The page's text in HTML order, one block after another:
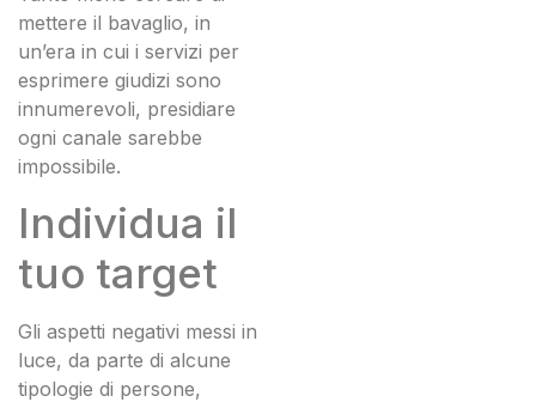
mettere il bavaglio, in
un’era in cui i servizi per
esprimere giudizi sono
innumerevoli, presidiare
ogni canale sarebbe
impossibile.
Individua il
tuo target
Gli aspetti negativi messi in
luce, da parte di alcune
tipologie di persone,